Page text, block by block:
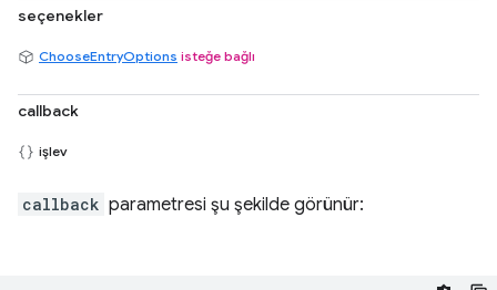
seçenekler
ChooseEntryOptions isteğe bağlı
callback
işlev
callback parametresi şu şekilde görünür: